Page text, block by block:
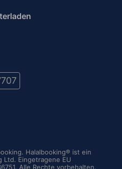
Halalbooking® ist ein
Ltd. Eingetragene EU
Alle Rechte vorbehalten.